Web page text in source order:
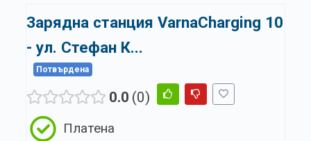
Зарядна станция VarnaCharging 10
- ул. Стефан К...
Потвърдена
0.0 0
Платена